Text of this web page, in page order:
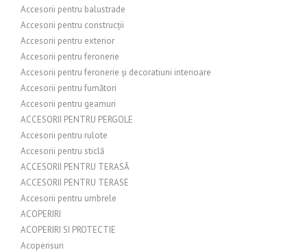
Accesorii pentru balustrade
Accesorii pentru construcții
Accesorii pentru exterior
Accesorii pentru feronerie
Accesorii pentru feronerie și decoratiuni interioare
Accesorii pentru fumători
Accesorii pentru geamuri
ACCESORII PENTRU PERGOLE
Accesorii pentru rulote
Accesorii pentru sticlă
ACCESORII PENTRU TERASĂ
ACCESORII PENTRU TERASE
Accesorii pentru umbrele
ACOPERIRI
ACOPERIRI SI PROTECTIE
Acoperisuri